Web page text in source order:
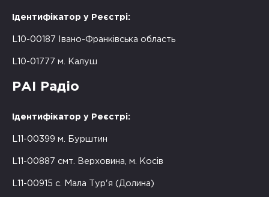
Ідентифікатор у Реєстрі:
L10-00187 Івано-Франківська область
L10-01777 м. Калуш
РАІ Радіо
Ідентифікатор у Реєстрі:
L11-00399 м. Бурштин
L11-00887 смт. Верховина, м. Косів
L11-00915 с. Мала Тур'я (Долина)